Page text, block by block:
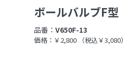
ボールバルブF型
品番：V650F-13
価格：￥2,800 （税込￥3,080）